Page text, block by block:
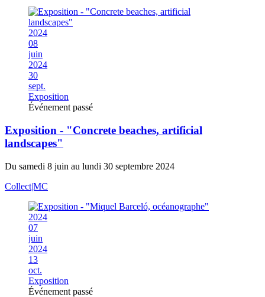
2024
08
juin
2024
30
sept.
Exposition
Événement passé
Exposition - "Concrete beaches, artificial
landscapes"
Du samedi 8 juin au lundi 30 septembre 2024
Collect|MC
2024
07
juin
2024
13
oct.
Exposition
Événement passé